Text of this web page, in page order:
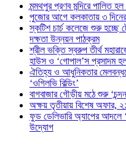
মন্মথপুর প্রণব মন্দিরে পালিত
পুজোর আগে কলকাতায় ৩ দিনের
স্কটিশ চার্চ কলেজে শুরু হচ্ছে
দক্ষতা উন্নয়ন পাঠক্রম
শ্রীল ভক্তি স্বরুপ তীর্থ
হাউস ও ‘গোপাল’স প্রসাদম
ঐতিহ্য ও আধুনিকতার
‘ওগিলভি বিল্ডিং’
বাগবাজার গৌড়ীয় মঠে শুরু
অক্ষয় তৃতীয়ায় বিশেষ অফার,
ফুড ডেলিভারি অ্যাপের আদলে
উদ্যোগ